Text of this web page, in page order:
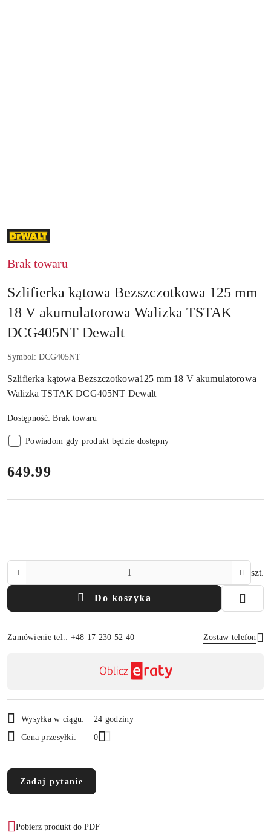
NAZWA
PRODUCENTA:
Brak towaru
Szlifierka kątowa Bezszczotkowa 125 mm
18 V akumulatorowa Walizka TSTAK
DCG405NT Dewalt
Symbol: DCG405NT
Szlifierka kątowa Bezszczotkowa125 mm 18 V akumulatorowa
Walizka TSTAK DCG405NT Dewalt
Dostępność:Brak towaru
Powiadom gdy produkt będzie dostępny
cena:
649.99
szt.
Do koszyka
Zamówienie tel.: +48 17 230 52 40 Zostaw telefon
płatność
i
dostawa
Wysyłka w ciągu:
24 godziny
Cena przesyłki:
0
Zadaj pytanie
Pobierz produkt do PDF